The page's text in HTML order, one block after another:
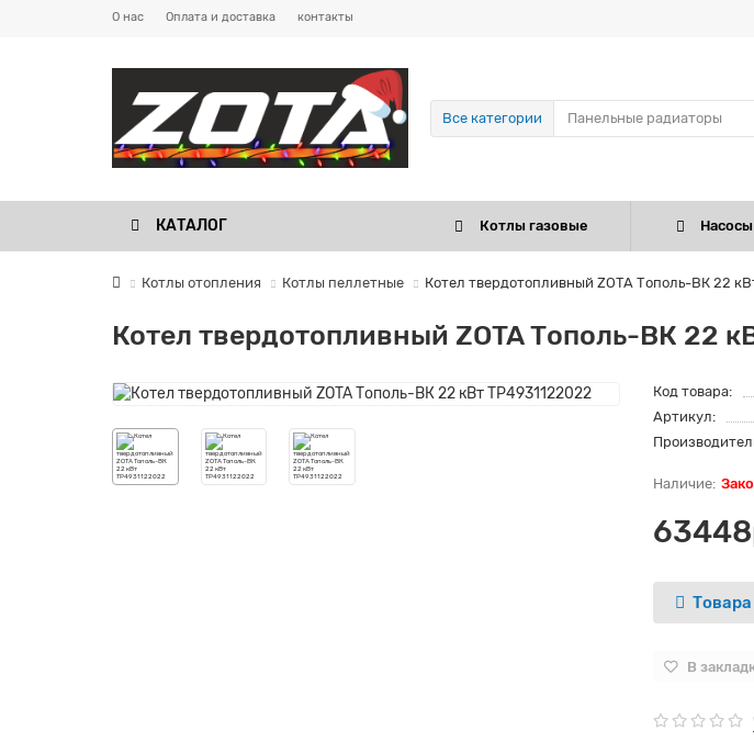
О нас Оплата и доставка контакты
Все категории
КАТАЛОГ Котлы газовые Насосы
Котлы отопления Котлы пеллетные Котел твердотопливный ZOTA Тополь-ВК 22
Котел твердотопливный ZOTA Тополь-ВК 22
Код товара:
Артикул:
В